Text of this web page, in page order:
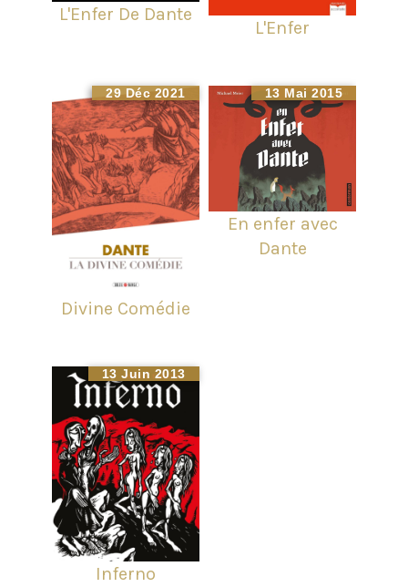
L'Enfer De Dante
L'Enfer
29 Déc 2021
Divine Comédie
13 Mai 2015
En enfer avec
Dante
13 Juin 2013
Inferno